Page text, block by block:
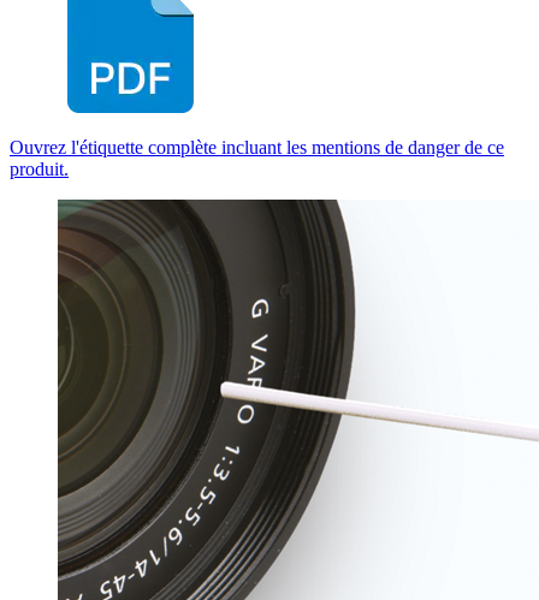
Ouvrez l'étiquette complète incluant les mentions de danger de ce
produit.